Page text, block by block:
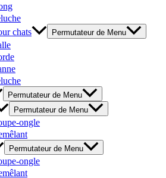
chats
Permutateur de Menu
Permutateur de Menu
Permutateur de Menu
ongle
Permutateur de Menu
ongle